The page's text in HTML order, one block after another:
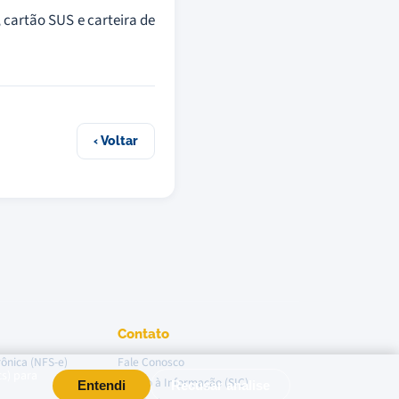
SUS e carteira de
‹ Voltar
(NFS-e)
Contato
Fale Conosco
Acesso à Informação (SIC)
para
Entendi Recusar analise